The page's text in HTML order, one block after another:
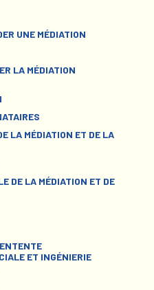
UNE MÉDIATION
LA MÉDIATION
LA MÉDIATION ET DE LA
DE LA MÉDIATION ET DE
ET INGÉNIERIE